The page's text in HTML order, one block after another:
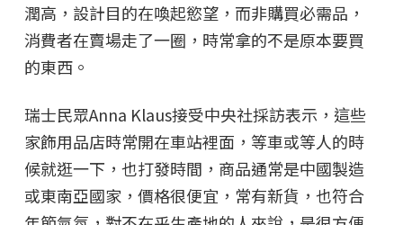
潤高，設計目的在喚起慾望，而非購買必需品，
消費者在賣場走了一圈，時常拿的不是原本要買
的東西。
瑞士民眾Anna Klaus接受中央社採訪表示，這些
家飾用品店時常開在車站裡面，等車或等人的時
候就逛一下，也打發時間，商品通常是中國製造
或東南亞國家，價格很便宜，常有新貨，也符合